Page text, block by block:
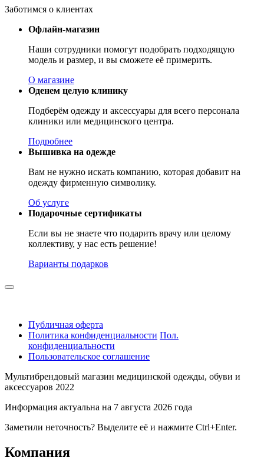
Заботимся о клиентах
Офлайн-магазин
Наши сотрудники помогут подобрать подходящую
модель и размер, и вы сможете её примерить.
О магазине
Оденем целую клинику
Подберём одежду и аксессуары для всего персонала
клиники или медицинского центра.
Подробнее
Вышивка на одежде
Вам не нужно искать компанию, которая добавит на
одежду фирменную символику.
Об услуге
Подарочные сертификаты
Если вы не знаете что подарить врачу или целому
коллективу, у нас есть решение!
Варианты подарков
Публичная оферта
Политика конфиденциальности Пол.
конфиденциальности
Пользовательское соглашение
Мультибрендовый магазин медицинской одежды, обуви и
аксессуаров 2022
Информация актуальна на 7 августа 2026 года
Заметили неточность? Выделите её и нажмите Ctrl+Enter.
Компания